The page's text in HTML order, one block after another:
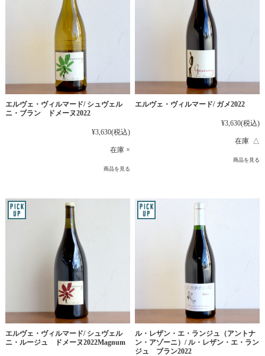
エルヴェ・ヴィルマード/ シュヴェル
ニ・ブラン ドメーヌ2022
¥3,630(税込)
在庫 ×
商品を見る
エルヴェ・ヴィルマード/ ガメ2022
¥3,630(税込)
在庫 △
商品を見る
エルヴェ・ヴィルマード/ シュヴェル
ニ・ルージュ ドメーヌ2022Magnum
ル・レザン・エ・ランジュ（アントナ
ン・アゾーニ）/ ル・レザン・エ・ラン
ジュ ブラン2022